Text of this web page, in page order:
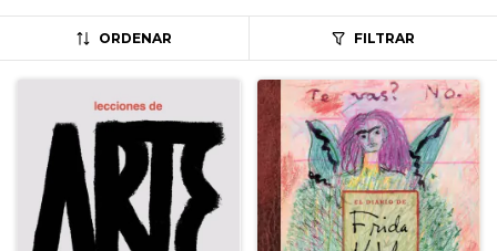
ORDENAR FILTRAR